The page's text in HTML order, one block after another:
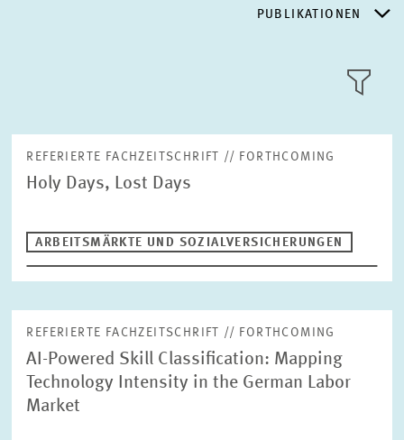
PUBLIKATIONEN
FORSCHUNGSSCHWERPUNKTE
PUBLIKATIONEN
VERANSTALTUNGEN
TEAM & KONTAKT
KACHEL
Publikationstyp
Bitte wählen
Bereiche
Arbeitsmärkte und Sozialversicherungen
REFERIERTE FACHZEITSCHRIFT // FORTHCOMING
Holy Days, Lost Days
ARBEITSMÄRKTE UND SOZIALVERSICHERUNGEN
REFERIERTE FACHZEITSCHRIFT // FORTHCOMING
AI-Powered Skill Classification: Mapping
Technology Intensity in the German Labor
Market